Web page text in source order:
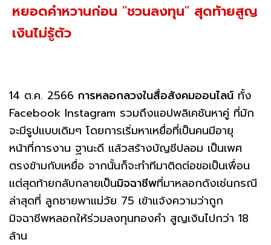
หยอดคำหวานก่อน "ชวนลงทุน" สุดท้ายสูญ
เงินไม่รู้ตัว
14 ต.ค. 2566 การหลอกลวงในสื่อสังคมออนไลน์ ทั้ง
Facebook Instagram รวมถึงแอปพลิเคชันหาคู่ ที่มัก
จะมีรูปแบบเดิมๆ โดยการเริ่มหาเหยื่อที่เป็นคนมีอายุ
หน้าที่การงาน ฐานะดี แล้วสร้างบัญชีปลอม เป็นเพศ
ตรงข้ามกับเหยื่อ จากนั้นก็จะทำทีมาติดต่อขอเป็นเพื่อน
แต่สุดท้ายกลับกลายเป็นมิจฉาชีพที่มาหลอกดังเช่นกรณี
ล่าสุดที่ ลูกชายพาแม่วัย 75 เข้าแจ้งความว่าถูก
มิจฉาชีพหลอกให้ร่วมลงทุนทองคำ สูญเงินไปกว่า 18
ล้าน